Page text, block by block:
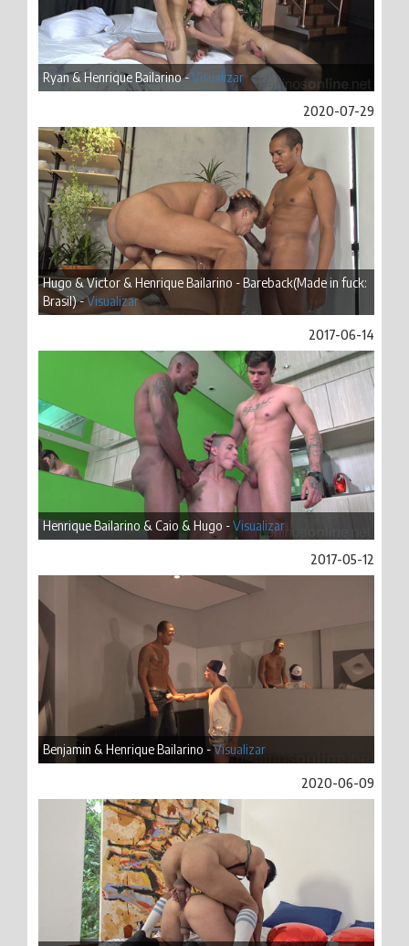
Ryan & Henrique Bailarino -Visualizar
2020-07-29
Hugo & Victor & Henrique Bailarino - Bareback(Made in fuck:
Brasil) -Visualizar
2017-06-14
Henrique Bailarino & Caio & Hugo -Visualizar
2017-05-12
Benjamin & Henrique Bailarino -Visualizar
2020-06-09